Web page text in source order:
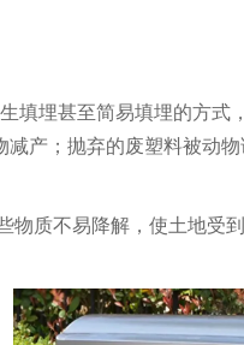
填埋甚至简易填埋的方
产；抛弃的废塑料被动
物质不易降解，使土地受